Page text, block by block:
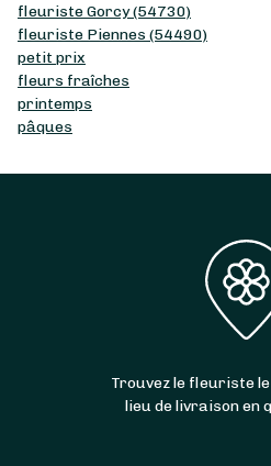
fleuriste Gorcy (54730)
fleuriste Piennes (54490)
petit prix
fleurs fraîches
printemps
pâques
Trouvez le fleuriste
lieu de livraison en